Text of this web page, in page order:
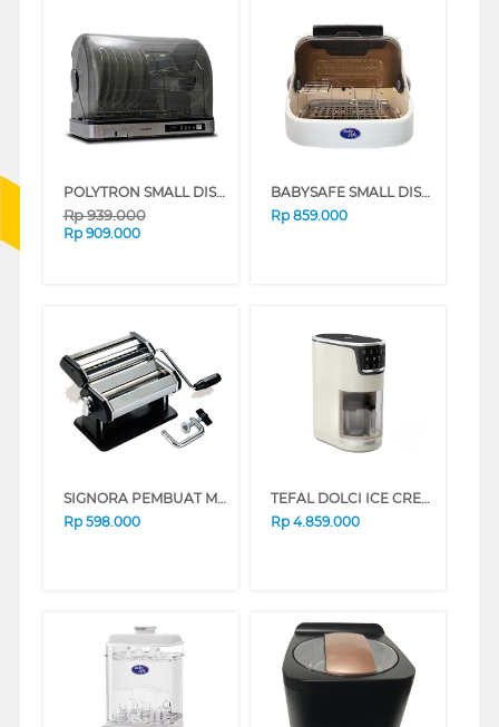
POLYTRON SMALL DISH DRYER PDD501UV
Rp939.000
Rp 909.000
BABYSAFE SMALL DISH DRYER LBV02
Rp 859.000
SIGNORA PEMBUAT MIE MANUAL NOODLE MAKER SG-0811-NM
Rp 598.000
TEFAL DOLCI ICE CREAM MAKER IG602AE0
Rp 4.859.000